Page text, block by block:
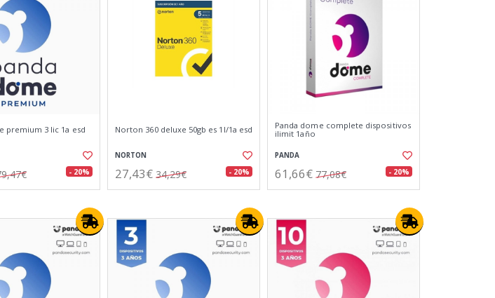
premium 3 lic 1a esd
- 20%
Norton 360 deluxe 50gb es 1l/1a esd
NORTON
27,43€ 34,29€ - 20%
Panda dome complete dispositivos
ilimit 1año
PANDA
61,66€ 77,08€ - 20%